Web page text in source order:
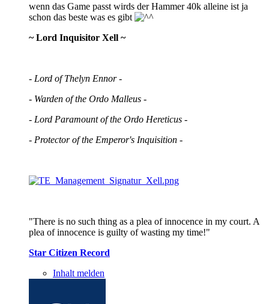
wenn das Game passt wirds der Hammer 40k alleine ist ja
schon das beste was es gibt
~ Lord Inquisitor Xell ~
- Lord of Thelyn Ennor -
- Warden of the Ordo Malleus -
- Lord Paramount of the Ordo Hereticus -
- Protector of the Emperor's Inquisition -
"There is no such thing as a plea of innocence in my court. A
plea of innocence is guilty of wasting my time!"
Star Citizen Record
Inhalt melden